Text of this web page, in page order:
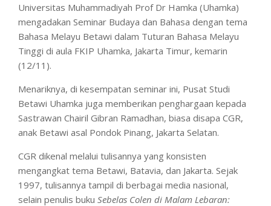
Universitas Muhammadiyah Prof Dr Hamka (Uhamka)
mengadakan Seminar Budaya dan Bahasa dengan tema
Bahasa Melayu Betawi dalam Tuturan Bahasa Melayu
Tinggi di aula FKIP Uhamka, Jakarta Timur, kemarin
(12/11).
Menariknya, di kesempatan seminar ini, Pusat Studi
Betawi Uhamka juga memberikan penghargaan kepada
Sastrawan Chairil Gibran Ramadhan, biasa disapa CGR,
anak Betawi asal Pondok Pinang, Jakarta Selatan.
CGR dikenal melalui tulisannya yang konsisten
mengangkat tema Betawi, Batavia, dan Jakarta. Sejak
1997, tulisannya tampil di berbagai media nasional,
selain penulis buku Sebelas Colen di Malam Lebaran: